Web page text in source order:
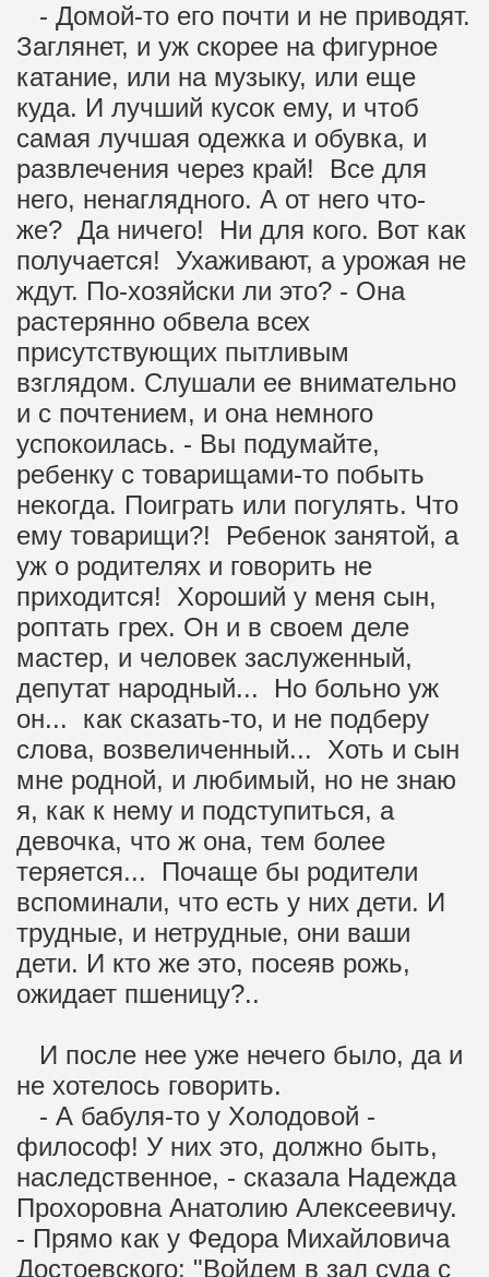
- Домой-то его почти и не приводят.
Заглянет, и уж скорее на фигурное
катание, или на музыку, или еще
куда. И лучший кусок ему, и чтоб
самая лучшая одежка и обувка, и
развлечения через край! Все для
него, ненаглядного. А от него что-
же? Да ничего! Ни для кого. Вот как
получается! Ухаживают, а урожая не
ждут. По-хозяйски ли это? - Она
растерянно обвела всех
присутствующих пытливым
взглядом. Слушали ее внимательно
и с почтением, и она немного
успокоилась. - Вы подумайте,
ребенку с товарищами-то побыть
некогда. Поиграть или погулять. Что
ему товарищи?! Ребенок занятой, а
уж о родителях и говорить не
приходится! Хороший у меня сын,
роптать грех. Он и в своем деле
мастер, и человек заслуженный,
депутат народный... Но больно уж
он... как сказать-то, и не подберу
слова, возвеличенный... Хоть и сын
мне родной, и любимый, но не знаю
я, как к нему и подступиться, а
девочка, что ж она, тем более
теряется... Почаще бы родители
вспоминали, что есть у них дети. И
трудные, и нетрудные, они ваши
дети. И кто же это, посеяв рожь,
ожидает пшеницу?..
И после нее уже нечего было, да и
не хотелось говорить.
- А бабуля-то у Холодовой -
философ! У них это, должно быть,
наследственное, - сказала Надежда
Прохоровна Анатолию Алексеевичу.
- Прямо как у Федора Михайловича
Достоевского: "Войдем в зал суда с